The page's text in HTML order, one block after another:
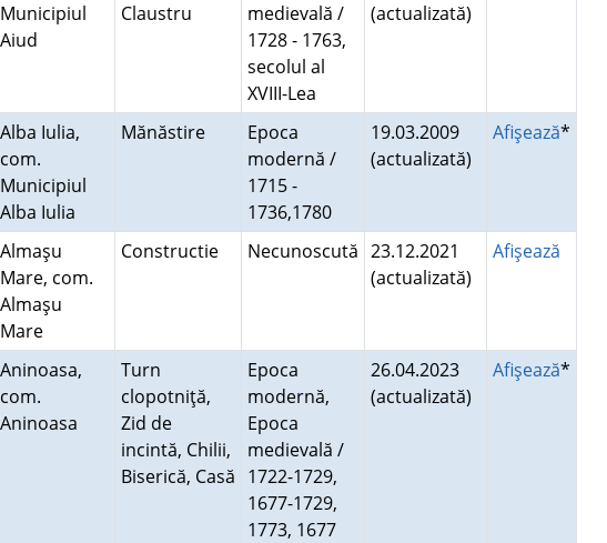
Municipiul
Aiud
Claustru
medievală /
1728 - 1763,
secolul al
XVIII-Lea
(actualizată)
Alba Iulia,
com.
Municipiul
Alba Iulia
Mănăstire
Epoca
modernă /
1715 -
1736,1780
19.03.2009
(actualizată)
Afişează*
Almaşu
Mare, com.
Almaşu
Mare
Constructie Necunoscută 23.12.2021
(actualizată)
Afişează
Aninoasa,
com.
Aninoasa
Turn
clopotniţă,
Zid de
incintă, Chilii,
Biserică, Casă
Epoca
modernă,
Epoca
medievală /
1722-1729,
1677-1729,
1773, 1677
26.04.2023
(actualizată)
Afişează*